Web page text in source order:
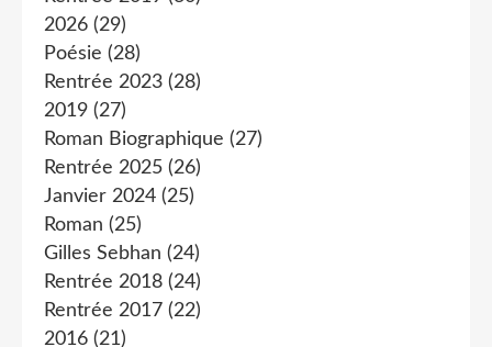
2026 (29)
Poésie (28)
Rentrée 2023 (28)
2019 (27)
Roman Biographique (27)
Rentrée 2025 (26)
Janvier 2024 (25)
Roman (25)
Gilles Sebhan (24)
Rentrée 2018 (24)
Rentrée 2017 (22)
2016 (21)